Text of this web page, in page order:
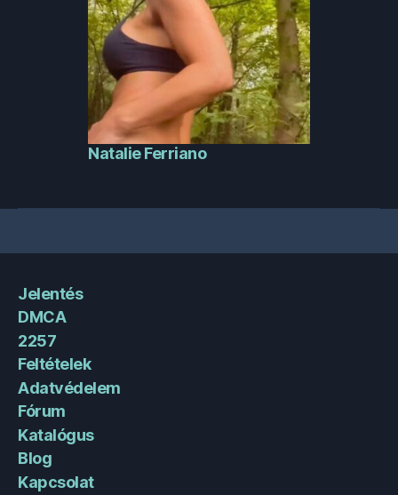
Natalie Ferriano
Jelentés
DMCA
2257
Feltételek
Adatvédelem
Fórum
Katalógus
Blog
Kapcsolat